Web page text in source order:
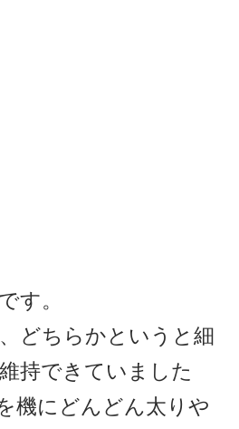
す。
どちらかというと細
持できていました
機にどんどん太りや